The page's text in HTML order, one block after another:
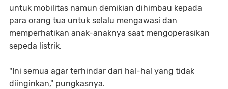
untuk mobilitas namun demikian dihimbau kepada
para orang tua untuk selalu mengawasi dan
memperhatikan anak-anaknya saat mengoperasikan
sepeda listrik.
"Ini semua agar terhindar dari hal-hal yang tidak
diinginkan," pungkasnya.